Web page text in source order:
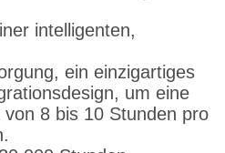
intelligenten,
ein einzigartiges
um eine
von 8 bis 10 Stunden pro